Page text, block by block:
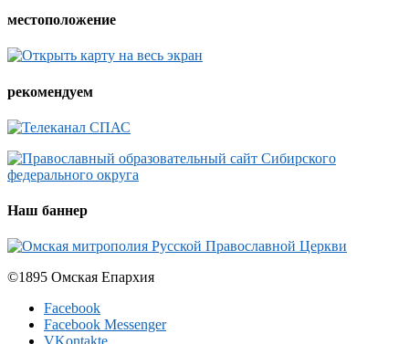
местоположение
рекомендуем
Наш баннер
©1895 Омская Епархия
Facebook
Facebook Messenger